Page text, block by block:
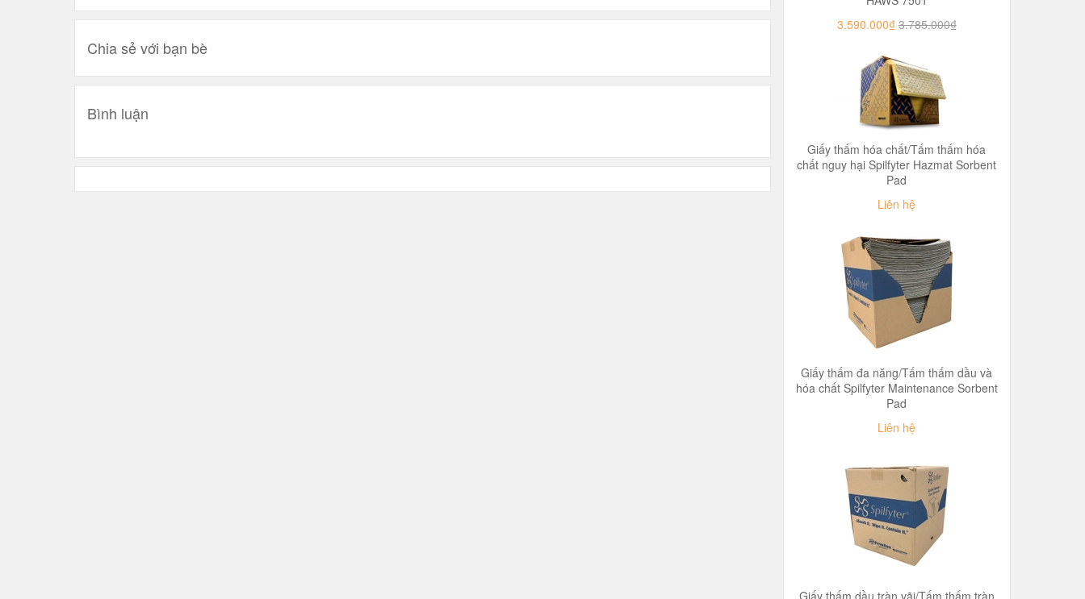
Chia sẻ với bạn bè
Bình luận
3.590.000₫ 3.785.000₫
Giấy thấm hóa chất/Tấm thấm hóa
chất nguy hại Spilfyter Hazmat Sorbent
Pad
Liên hệ
Giấy thấm đa năng/Tấm thấm dầu và
hóa chất Spilfyter Maintenance Sorbent
Pad
Liên hệ
Giấy thấm dầu tràn vãi/Tấm thấm tràn